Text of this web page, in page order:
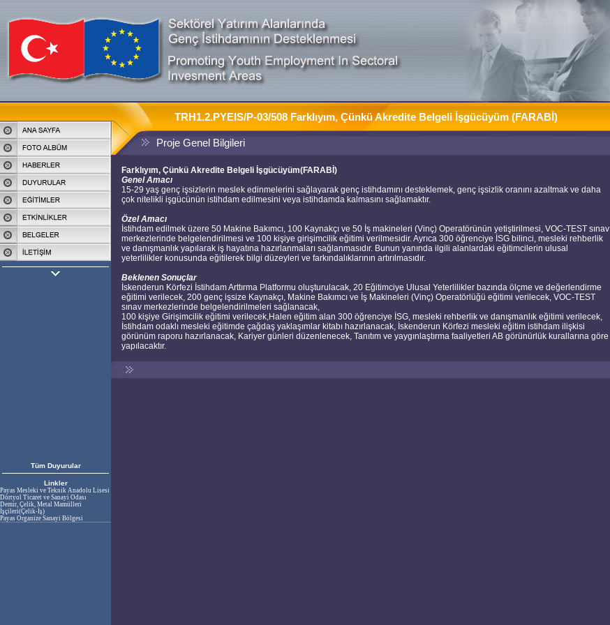
Tüm Duyurular
Linkler
Payas Mesleki ve Teknik Anadolu Lisesi
Dörtyol Ticaret ve Sanayi Odası
Demir, Çelik, Metal Mamülleri
İşçileri(Çelik-İş)
Payas Organize Sanayi Bölgesi
TRH1.2.PYEIS/P-03/508 Farklıyım, Çünkü Akredite Belgeli İşgücüyüm (FARABİ)
Proje Genel Bilgileri
Farklıyım, Çünkü Akredite Belgeli İşgücüyüm(FARABİ)
Genel Amacı
15-29 yaş genç işsizlerin meslek edinmelerini sağlayarak genç istihdamını desteklemek, genç işsizlik oranını azaltmak ve daha
çok nitelikli işgücünün istihdam edilmesini veya istihdamda kalmasını sağlamaktır.
Özel Amacı
İstihdam edilmek üzere 50 Makine Bakımcı, 100 Kaynakçı ve 50 İş makineleri (Vinç) Operatörünün yetiştirilmesi, VOC-TEST sınav
merkezlerinde belgelendirilmesi ve 100 kişiye girişimcilik eğitimi verilmesidir. Ayrıca 300 öğrenciye İSG bilinci, mesleki rehberlik
ve danışmanlık yapılarak iş hayatına hazırlanmaları sağlanmasıdır. Bunun yanında ilgili alanlardaki eğitimcilerin ulusal
yeterlilikler konusunda eğitilerek bilgi düzeyleri ve farkındalıklarının artırılmasıdır.
Beklenen Sonuçlar
İskenderun Körfezi İstihdam Arttırma Platformu oluşturulacak, 20 Eğitimciye Ulusal Yeterlilikler bazında ölçme ve değerlendirme
eğitimi verilecek, 200 genç işsize Kaynakçı, Makine Bakımcı ve İş Makineleri (Vinç) Operatörlüğü eğitimi verilecek, VOC-TEST
sınav merkezlerinde belgelendirilmeleri sağlanacak,
100 kişiye Girişimcilik eğitimi verilecek,Halen eğitim alan 300 öğrenciye İSG, mesleki rehberlik ve danışmanlık eğitimi verilecek,
İstihdam odaklı mesleki eğitimde çağdaş yaklaşımlar kitabı hazırlanacak, İskenderun Körfezi mesleki eğitim istihdam ilişkisi
görünüm raporu hazırlanacak, Kariyer günleri düzenlenecek, Tanıtım ve yaygınlaştırma faaliyetleri AB görünürlük kurallarına göre
yapılacaktır.